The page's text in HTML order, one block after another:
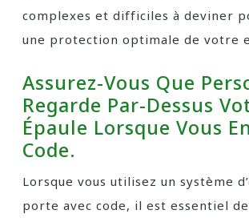
complexes et difficiles à deviner
une protection optimale de votre
Assurez-Vous Que
Regarde Par-Dessus
Épaule Lorsque Vous
Code.
Lorsque vous utilisez un système
porte avec code, il est essentiel